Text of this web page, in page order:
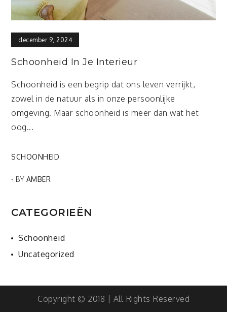
december 9, 2024
Schoonheid In Je Interieur
Schoonheid is een begrip dat ons leven verrijkt,
zowel in de natuur als in onze persoonlijke
omgeving. Maar schoonheid is meer dan wat het
oog...
SCHOONHEID
- BY AMBER
CATEGORIEËN
Schoonheid
Uncategorized
Copyright © 2018 | All Rights Reserved